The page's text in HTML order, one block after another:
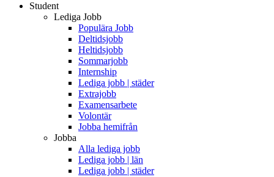
Student
Lediga Jobb
Populära Jobb
Deltidsjobb
Heltidsjobb
Sommarjobb
Internship
Lediga jobb | städer
Extrajobb
Examensarbete
Volontär
Jobba hemifrån
Jobba
Alla lediga jobb
Lediga jobb | län
Lediga jobb | städer